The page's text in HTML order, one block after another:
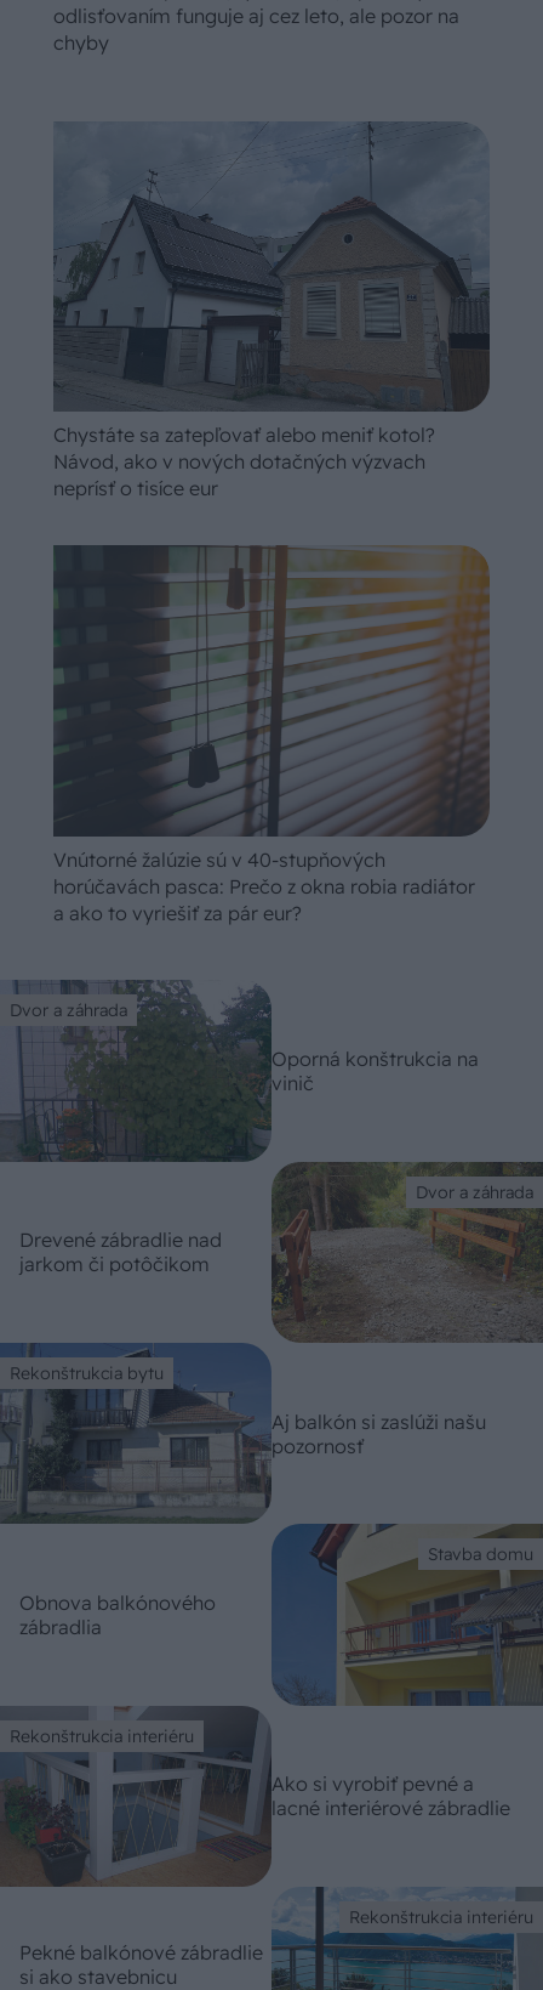
odlisťovaním funguje aj cez leto, ale pozor na
chyby
Chystáte sa zatepľovať alebo meniť kotol?
Návod, ako v nových dotačných výzvach
neprísť o tisíce eur
Vnútorné žalúzie sú v 40-stupňových
horúčavách pasca: Prečo z okna robia radiátor
a ako to vyriešiť za pár eur?
Dvor a záhrada
Oporná konštrukcia na
vinič
Dvor a záhrada
Drevené zábradlie nad
jarkom či potôčikom
Rekonštrukcia bytu
Aj balkón si zaslúži našu
pozornosť
Stavba domu
Obnova balkónového
zábradlia
Rekonštrukcia interiéru
Ako si vyrobiť pevné a
lacné interiérové zábradlie
Rekonštrukcia interiéru
Pekné balkónové zábradlie
si ako stavebnicu